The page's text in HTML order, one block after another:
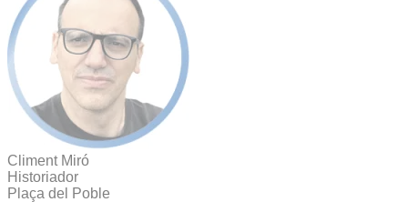
Climent Miró
Historiador
Plaça del Poble